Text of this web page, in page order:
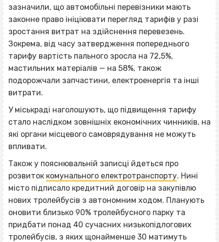
зазначили, що автомобільні перевізники мають
законне право ініціювати перегляд тарифів у разі
зростання витрат на здійснення перевезень.
Зокрема, від часу затвердження попереднього
тарифу вартість пального зросла на 72,5%,
мастильних матеріалів — на 58%, також
подорожчали запчастини, електроенергія та інші
витрати.
У міськраді наголошують, що підвищення тарифу
стало наслідком зовнішніх економічних чинників, на
які органи місцевого самоврядування не можуть
впливати.
Також у пояснювальній записці йдеться про
розвиток комунального електротранспорту. Нині
місто підписало кредитний договір на закупівлю
нових тролейбусів з автономним ходом. Планують
оновити близько 90% тролейбусного парку та
придбати понад 40 сучасних низькопідлогових
тролейбусів, з яких щонайменше 30 матимуть